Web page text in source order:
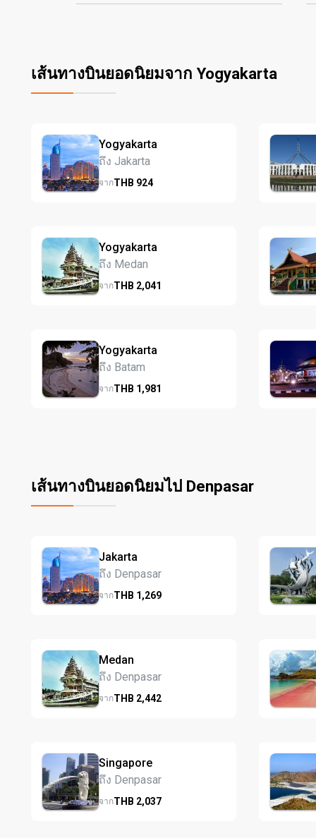
เส้นทางบินยอดนิยมจาก Yogyakarta
Yogyakarta
ถึง Jakarta
จากTHB 924
Yogyakarta
ถึง Medan
จากTHB 2,041
Yogyakarta
ถึง Batam
จากTHB 1,981
เส้นทางบินยอดนิยมไป Denpasar
Jakarta
ถึง Denpasar
จากTHB 1,269
Medan
ถึง Denpasar
จากTHB 2,442
Singapore
ถึง Denpasar
จากTHB 2,037